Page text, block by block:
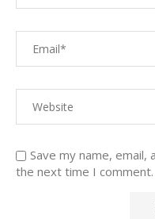
Save my name,
the next time I comment.